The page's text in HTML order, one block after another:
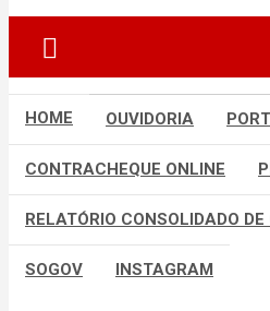
HOME OUVIDORIA
CONTRACHEQUE ONLINE
RELATÓRIO CONSOLIDADO
SOGOV INSTAGRAM